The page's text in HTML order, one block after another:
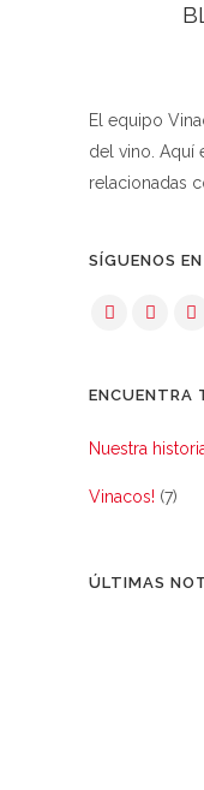
El equipo
del vino. Aquí
relacionadas
SÍGUENOS
ENCUENTRA
Nuestra
Vinacos! (7)
ÚLTIMAS